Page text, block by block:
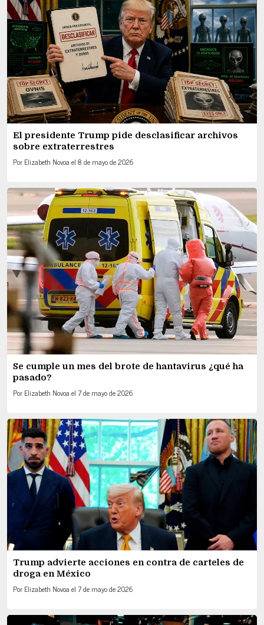
El presidente Trump pide desclasificar archivos
sobre extraterrestres
Por Elizabeth Novoa el 8 de mayo de 2026
Se cumple un mes del brote de hantavirus ¿qué ha
pasado?
Por Elizabeth Novoa el 7 de mayo de 2026
Trump advierte acciones en contra de carteles de
droga en México
Por Elizabeth Novoa el 7 de mayo de 2026